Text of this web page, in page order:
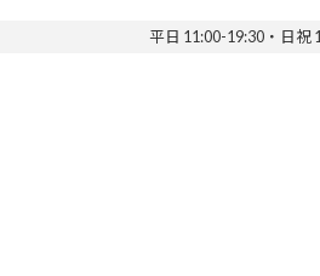
平日 11:00-19:30・日祝